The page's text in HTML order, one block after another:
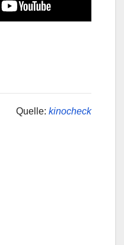
Quelle: kinocheck